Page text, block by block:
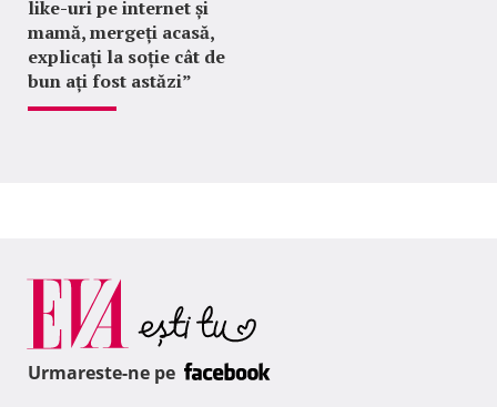
like-uri pe internet și
mamă, mergeți acasă,
explicați la soție cât de
bun ați fost astăzi”
Urmareste-ne pe